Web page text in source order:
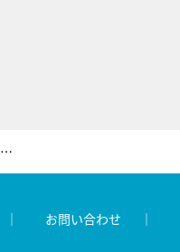
『徹子の部屋』2020年傑作選！22年ぶり出演の原田美枝子、認知症になった母について語る
お問い合わせ